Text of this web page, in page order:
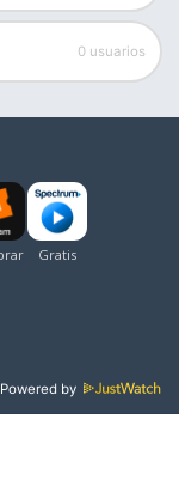
0 usuarios
Powered by